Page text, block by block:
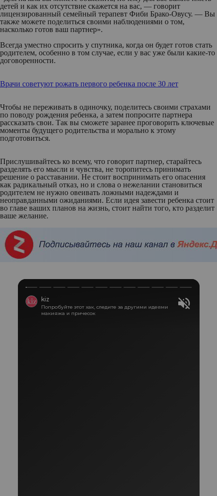
детей и как их отсутствие скажется на вас, — говорит
лицензированный семейный терапевт Фиби Брако-Овусу. — Вы
также можете поделиться своими наблюдениями о том,
насколько готов ваш партнер».
Всегда уместно спросить у спутника, когда он будет готов стать
родителем, особенно в том случае, если у вас уже были какие-то
договоренности.
Врачи советуют рожать первого ребенка после 30 лет
Чтобы не переживать в одиночку, поделитесь своими страхами
по поводу рождения ребенка, а затем попросите партнера
рассказать свои. Так вы сможете заранее проговорить ключевые
моменты будущего родительства и морально к этому
подготовиться.
Прислушивайтесь ко всему, что говорит партнер, старайтесь
разделять его мысли и чувства, не торопитесь принимать
решение о расставании. Не стоит воспринимать его опасения
как радикальный отказ, но и слова о нежелании становиться
родителем не нужно овеивать ложными надеждами и
неоправданными ожиданиями. Если идея завести ребенка стоит
во главе ваших планов на жизнь, стоит найти того, кто разделит
ваше желание.